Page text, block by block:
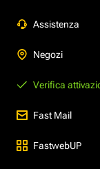
Assistenza
Negozi
Verifica
Fast Mail
FastwebUP